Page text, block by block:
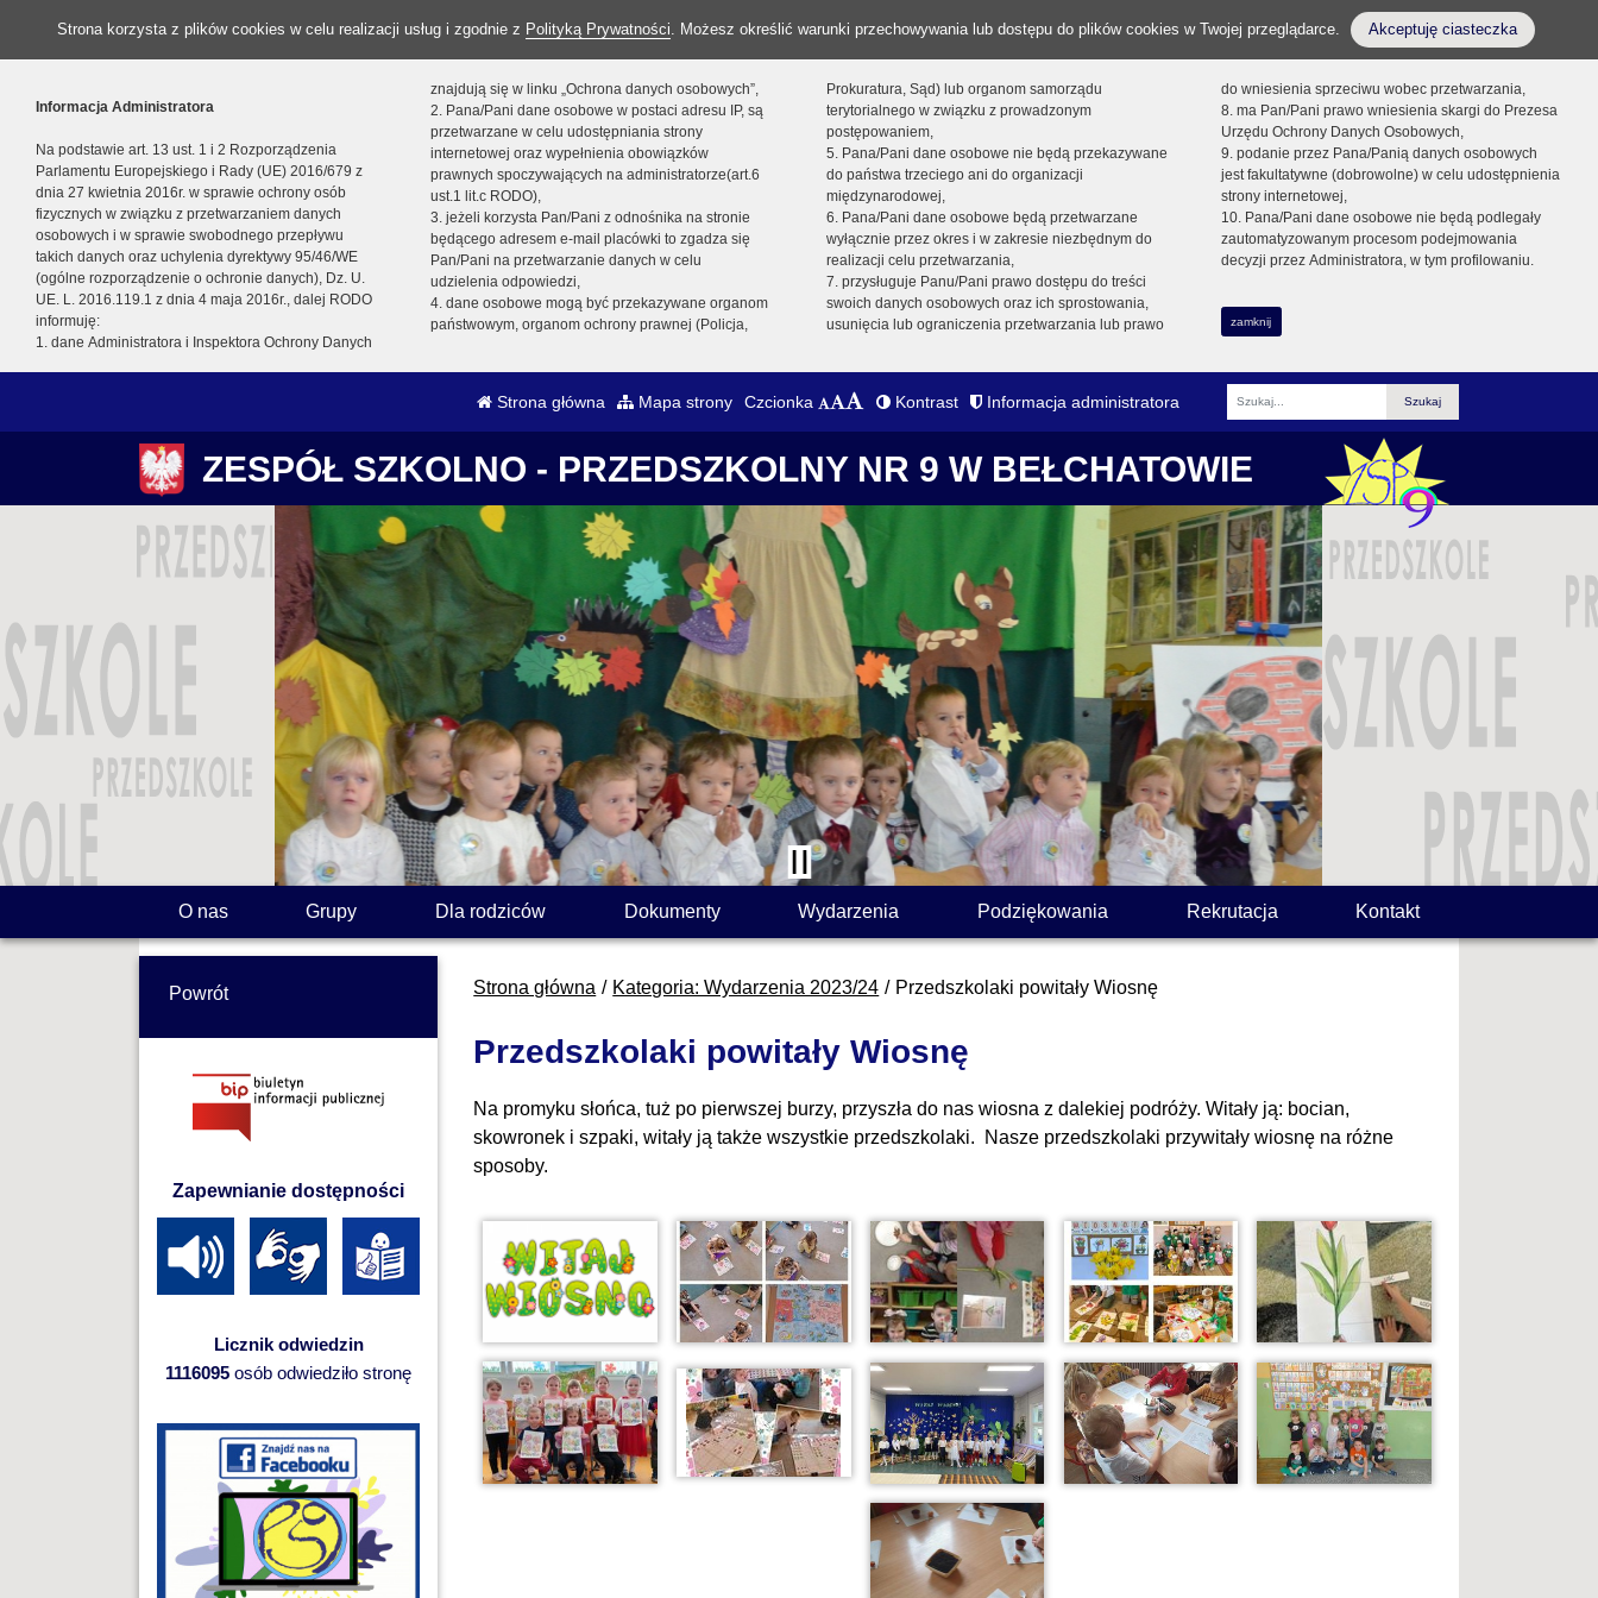
Strona korzysta z plików cookies w celu realizacji usług i zgodnie z Polityką Prywatności. Możesz określić warunki przechowywania lub dostępu do plików cookies w Twojej przeglądarce. Akceptuję ciasteczka
Informacja Administratora
Na podstawie art. 13 ust. 1 i 2 Rozporządzenia
Parlamentu Europejskiego i Rady (UE) 2016/679 z
dnia 27 kwietnia 2016r. w sprawie ochrony osób
fizycznych w związku z przetwarzaniem danych
osobowych i w sprawie swobodnego przepływu
takich danych oraz uchylenia dyrektywy 95/46/WE
(ogólne rozporządzenie o ochronie danych), Dz. U.
UE. L. 2016.119.1 z dnia 4 maja 2016r., dalej RODO
informuję:
1. dane Administratora i Inspektora Ochrony Danych
znajdują się w linku „Ochrona danych osobowych”,
2. Pana/Pani dane osobowe w postaci adresu IP, są
przetwarzane w celu udostępniania strony
internetowej oraz wypełnienia obowiązków
prawnych spoczywających na administratorze(art.6
ust.1 lit.c RODO),
3. jeżeli korzysta Pan/Pani z odnośnika na stronie
będącego adresem e-mail placówki to zgadza się
Pan/Pani na przetwarzanie danych w celu
udzielenia odpowiedzi,
4. dane osobowe mogą być przekazywane organom
państwowym, organom ochrony prawnej (Policja,
Prokuratura, Sąd) lub organom samorządu
terytorialnego w związku z prowadzonym
postępowaniem,
5. Pana/Pani dane osobowe nie będą przekazywane
do państwa trzeciego ani do organizacji
międzynarodowej,
6. Pana/Pani dane osobowe będą przetwarzane
wyłącznie przez okres i w zakresie niezbędnym do
realizacji celu przetwarzania,
7. przysługuje Panu/Pani prawo dostępu do treści
swoich danych osobowych oraz ich sprostowania,
usunięcia lub ograniczenia przetwarzania lub prawo
do wniesienia sprzeciwu wobec przetwarzania,
8. ma Pan/Pani prawo wniesienia skargi do Prezesa
Urzędu Ochrony Danych Osobowych,
9. podanie przez Pana/Panią danych osobowych
jest fakultatywne (dobrowolne) w celu udostępnienia
strony internetowej,
10. Pana/Pani dane osobowe nie będą podlegały
zautomatyzowanym procesom podejmowania
decyzji przez Administratora, w tym profilowaniu.
zamknij
Strona główna Mapa strony Czcionka Kontrast Informacja administratora
Fraza
ZESPÓŁ SZKOLNO - PRZEDSZKOLNY NR 9 W BEŁCHATOWIE
O nas Grupy Dla rodziców Dokumenty Wydarzenia Podziękowania Rekrutacja Kontakt
Strona główna Kategoria: Wydarzenia 2023/24 Przedszkolaki powitały Wiosnę
Przedszkolaki powitały Wiosnę
Na promyku słońca, tuż po pierwszej burzy, przyszła do nas wiosna z dalekiej podróży. Witały ją: bocian,
skowronek i szpaki, witały ją także wszystkie przedszkolaki. Nasze przedszkolaki przywitały wiosnę na różne
sposoby.
Powrót
Zapewnianie dostępności
Licznik odwiedzin
1116095 osób odwiedziło stronę